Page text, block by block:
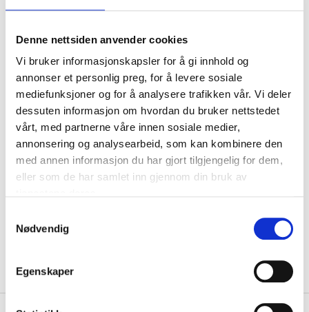
Denne nettsiden anvender cookies
Vi bruker informasjonskapsler for å gi innhold og
annonser et personlig preg, for å levere sosiale
mediefunksjoner og for å analysere trafikken vår. Vi deler
dessuten informasjon om hvordan du bruker nettstedet
vårt, med partnerne våre innen sosiale medier,
annonsering og analysearbeid, som kan kombinere den
med annen informasjon du har gjort tilgjengelig for dem,
eller som de har samlet inn gjennom din bruk av
Nødvendig
Egenskaper
7 Ah
CCA EN
105
Pole placement
1
Pole type
A
Length
150 mm